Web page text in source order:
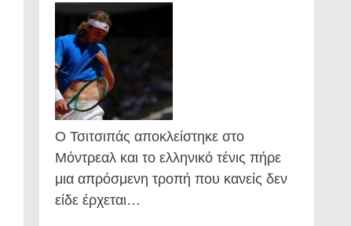
Ο Τσιτσιπάς αποκλείστηκε στο
Μόντρεαλ και το ελληνικό τένις πήρε
μια απρόσμενη τροπή που κανείς δεν
είδε έρχεται…